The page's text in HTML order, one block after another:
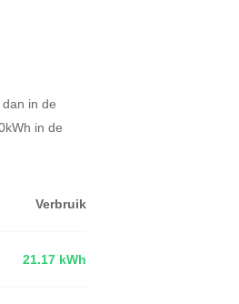
in de
in de
Verbruik
21.17 kWh